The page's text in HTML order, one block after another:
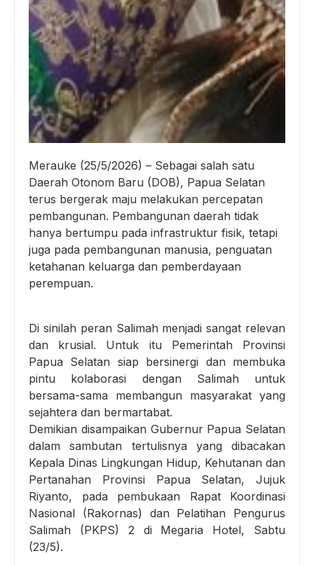
Merauke (25/5/2026) – Sebagai salah satu
Daerah Otonom Baru (DOB), Papua Selatan
terus bergerak maju melakukan percepatan
pembangunan. Pembangunan daerah tidak
hanya bertumpu pada infrastruktur fisik, tetapi
juga pada pembangunan manusia, penguatan
ketahanan keluarga dan pemberdayaan
perempuan.
Di sinilah peran Salimah menjadi sangat relevan
dan krusial. Untuk itu Pemerintah Provinsi
Papua Selatan siap bersinergi dan membuka
pintu kolaborasi dengan Salimah untuk
bersama-sama membangun masyarakat yang
sejahtera dan bermartabat.
Demikian disampaikan Gubernur Papua Selatan
dalam sambutan tertulisnya yang dibacakan
Kepala Dinas Lingkungan Hidup, Kehutanan dan
Pertanahan Provinsi Papua Selatan, Jujuk
Riyanto, pada pembukaan Rapat Koordinasi
Nasional (Rakornas) dan Pelatihan Pengurus
Salimah (PKPS) 2 di Megaria Hotel, Sabtu
(23/5).